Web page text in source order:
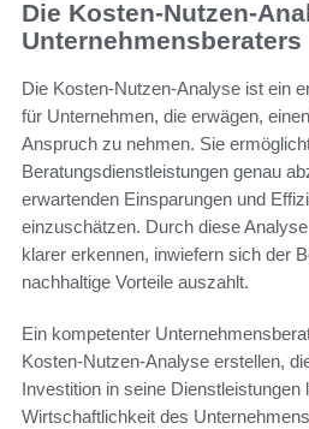
Die Kosten-Nutzen-
Unternehmensberaters
Die Kosten-Nutzen-Analyse ist ein
für Unternehmen, die erwägen,
Anspruch zu nehmen. Sie
Beratungsdienstleistungen genau
erwartenden Einsparungen und
einzuschätzen. Durch diese
klarer erkennen, inwiefern sich der
nachhaltige Vorteile auszahlt.
Ein kompetenter
Kosten-Nutzen-Analyse erstellen,
Investition in seine Dienstleistungen
Wirtschaftlichkeit des